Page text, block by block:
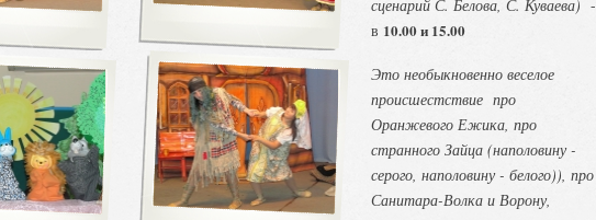
сценарий С. Белова, С. Куваева) -
в 10.00 и 15.00
Это необыкновенно веселое
происшестствие про
Оранжевого Ежика, про
странного Зайца (наполовину -
серого, наполовину - белого)), про
Санитара-Волка и Ворону,